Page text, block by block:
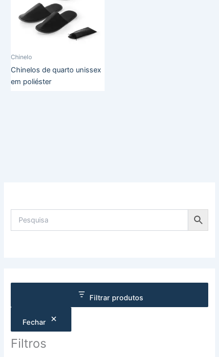
Filtrar produtos
Fechar
Filtros
Chinelo
Chinelos de quarto unissex
em poliéster